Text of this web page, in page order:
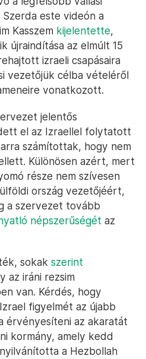
este videón a
Kasszem kijelentette,
újraindítása az elmúlt 15
izraeli csapásaira
vezetőjük célba vételéről
vonatkozott.
jelentős
el az Izraellel folytatott
számítottak, hogy nem
Különösen azért, mert
része nem szívesen
ország vezetőjéért,
a szervezet tovább
népszerűségét az
sokak szerint
az iráni rezsim
van. Kérdés, hogy
figyelmét az újabb
érvényesíteni az akaratát
kormány, amely kedd
a Hezbollah